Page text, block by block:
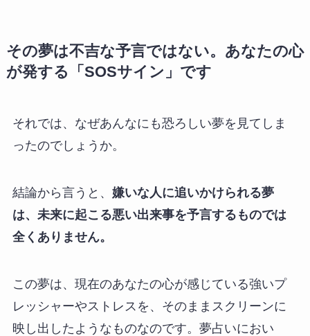
その夢は不吉な予言ではない。あなたの心
が発する「SOSサイン」です
それでは、なぜあんなにも恐ろしい夢を見てしま
ったのでしょうか。
結論から言うと、 嫌いな人に追いかけられる夢
は、未来に起こる悪い出来事を予言するものでは
全くありません。
この夢は、現在のあなたの心が感じている強いプ
レッシャーやストレスを、そのままスクリーンに
映し出したようなものなのです。夢占いにおい